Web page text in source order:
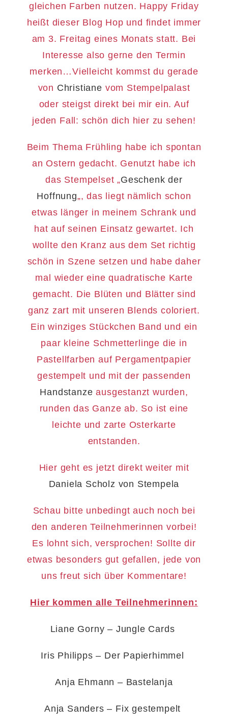
gleichen Farben nutzen. Happy Friday
heißt dieser Blog Hop und findet immer
am 3. Freitag eines Monats statt. Bei
Interesse also gerne den Termin
merken…Vielleicht kommst du gerade
von Christiane vom Stempelpalast
oder steigst direkt bei mir ein. Auf
jeden Fall: schön dich hier zu sehen!
Beim Thema Frühling habe ich spontan
an Ostern gedacht. Genutzt habe ich
das Stempelset „Geschenk der
Hoffnung„, das liegt nämlich schon
etwas länger in meinem Schrank und
hat auf seinen Einsatz gewartet. Ich
wollte den Kranz aus dem Set richtig
schön in Szene setzen und habe daher
mal wieder eine quadratische Karte
gemacht. Die Blüten und Blätter sind
ganz zart mit unseren Blends coloriert.
Ein winziges Stückchen Band und ein
paar kleine Schmetterlinge die in
Pastellfarben auf Pergamentpapier
gestempelt und mit der passenden
Handstanze ausgestanzt wurden,
runden das Ganze ab. So ist eine
leichte und zarte Osterkarte
entstanden.
Hier geht es jetzt direkt weiter mit
Daniela Scholz von Stempela
Schau bitte unbedingt auch noch bei
den anderen Teilnehmerinnen vorbei!
Es lohnt sich, versprochen! Sollte dir
etwas besonders gut gefallen, jede von
uns freut sich über Kommentare!
Hier kommen alle Teilnehmerinnen:
Liane Gorny – Jungle Cards
Iris Philipps – Der Papierhimmel
Anja Ehmann – Bastelanja
Anja Sanders – Fix gestempelt